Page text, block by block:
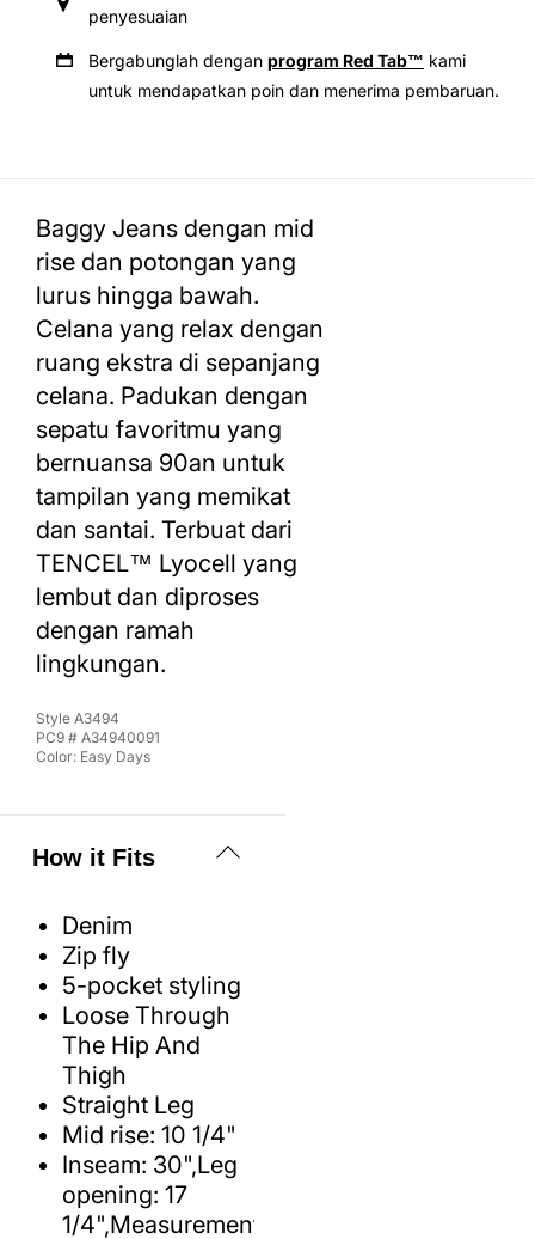
penyesuaian
Bergabunglah dengan program Red Tab™ kami
untuk mendapatkan poin dan menerima pembaruan.
Baggy Jeans dengan mid
rise dan potongan yang
lurus hingga bawah.
Celana yang relax dengan
ruang ekstra di sepanjang
celana. Padukan dengan
sepatu favoritmu yang
bernuansa 90an untuk
tampilan yang memikat
dan santai. Terbuat dari
TENCEL™ Lyocell yang
lembut dan diproses
dengan ramah
lingkungan.
Style A3494
PC9 # A34940091
Color: Easy Days
How it Fits
Denim
Zip fly
5-pocket styling
Loose Through
The Hip And
Thigh
Straight Leg
Mid rise: 10 1/4"
Inseam: 30",Leg
opening: 17
1/4",Measurements